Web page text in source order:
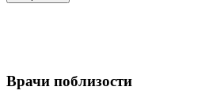
Врачи поблизости